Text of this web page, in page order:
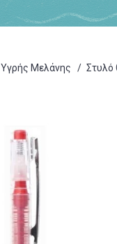
Υγρής Μελάνης / Στυλό